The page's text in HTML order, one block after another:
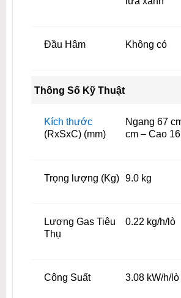
Đầu Hâm Không có
Thông Số Kỹ Thuật
Kích thước
(RxSxC) (mm)
Ngang 67
cm – Cao
Trọng lượng (Kg) 9.0 kg
Lượng Gas Tiêu
Thụ
0.22 kg/h/lò
Công Suất 3.08 kW/h/lò